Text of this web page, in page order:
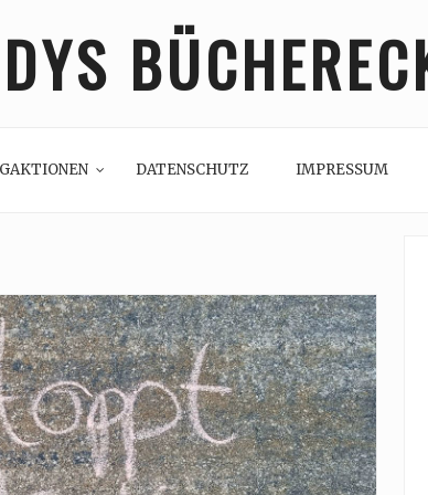
DATENSCHUTZ IMPRESSUM